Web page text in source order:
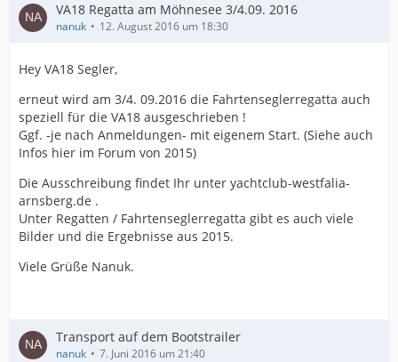
VA18 Regatta am Möhnesee 3/4.09. 2016
nanuk 12. August 2016 um 18:30
Hey VA18 Segler,
erneut wird am 3/4. 09.2016 die Fahrtenseglerregatta auch
speziell für die VA18 ausgeschrieben !
Ggf. -je nach Anmeldungen- mit eigenem Start. (Siehe auch
Infos hier im Forum von 2015)
Die Ausschreibung findet Ihr unter yachtclub-westfalia-
arnsberg.de .
Unter Regatten / Fahrtenseglerregatta gibt es auch viele
Bilder und die Ergebnisse aus 2015.
Viele Grüße Nanuk.
Transport auf dem Bootstrailer
nanuk 7. Juni 2016 um 21:40